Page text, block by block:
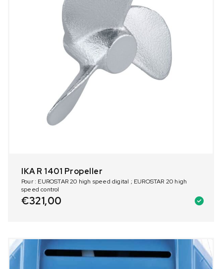
IKA R 1401 Propeller
Pour : EUROSTAR 20 high speed digital ; EUROSTAR 20 high
speed control
€321,00